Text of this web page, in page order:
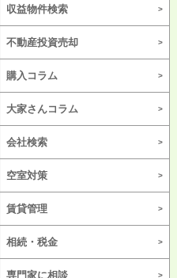
収益物件検索
不動産投資売却
購入コラム
大家さんコラム
会社検索
空室対策
賃貸管理
相続・税金
専門家に相談